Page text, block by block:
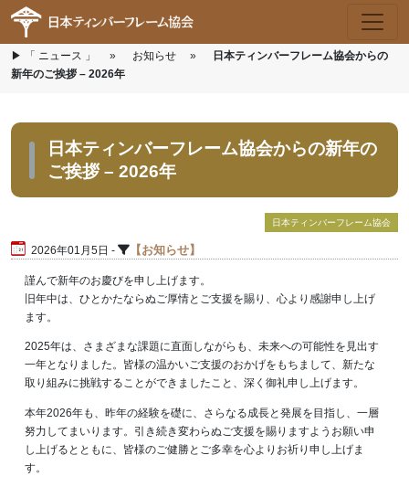
Skip to main content
▶ 「 ニュース 」 » お知らせ »
日本ティンバーフレーム協会からの
新年のご挨拶 – 2026年
日本ティンバーフレーム協会からの新年の
ご挨拶 – 2026年
日本ティンバーフレーム協会
2026年01月5日 - お知らせ
謹んで新年のお慶びを申し上げます。
旧年中は、ひとかたならぬご厚情とご支援を賜り、心より感謝申し上げ
ます。
2025年は、さまざまな課題に直面しながらも、未来への可能性を見出す
一年となりました。皆様の温かいご支援のおかげをもちまして、新たな
取り組みに挑戦することができましたこと、深く御礼申し上げます。
本年2026年も、昨年の経験を礎に、さらなる成長と発展を目指し、一層
努力してまいります。引き続き変わらぬご支援を賜りますようお願い申
し上げるとともに、皆様のご健勝とご多幸を心よりお祈り申し上げま
す。